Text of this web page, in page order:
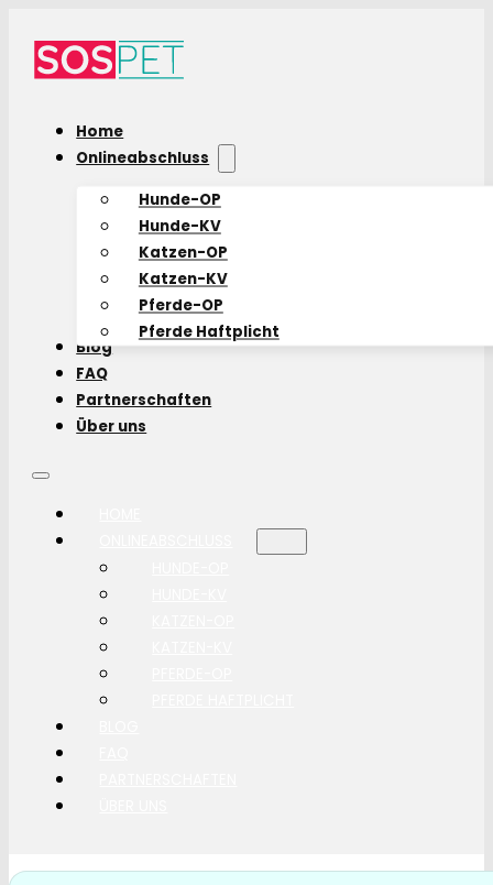
Home
Onlineabschluss
Hunde-OP
Hunde-KV
Katzen-OP
Katzen-KV
Pferde-OP
Pferde Haftplicht
Blog
FAQ
Partnerschaften
Über uns